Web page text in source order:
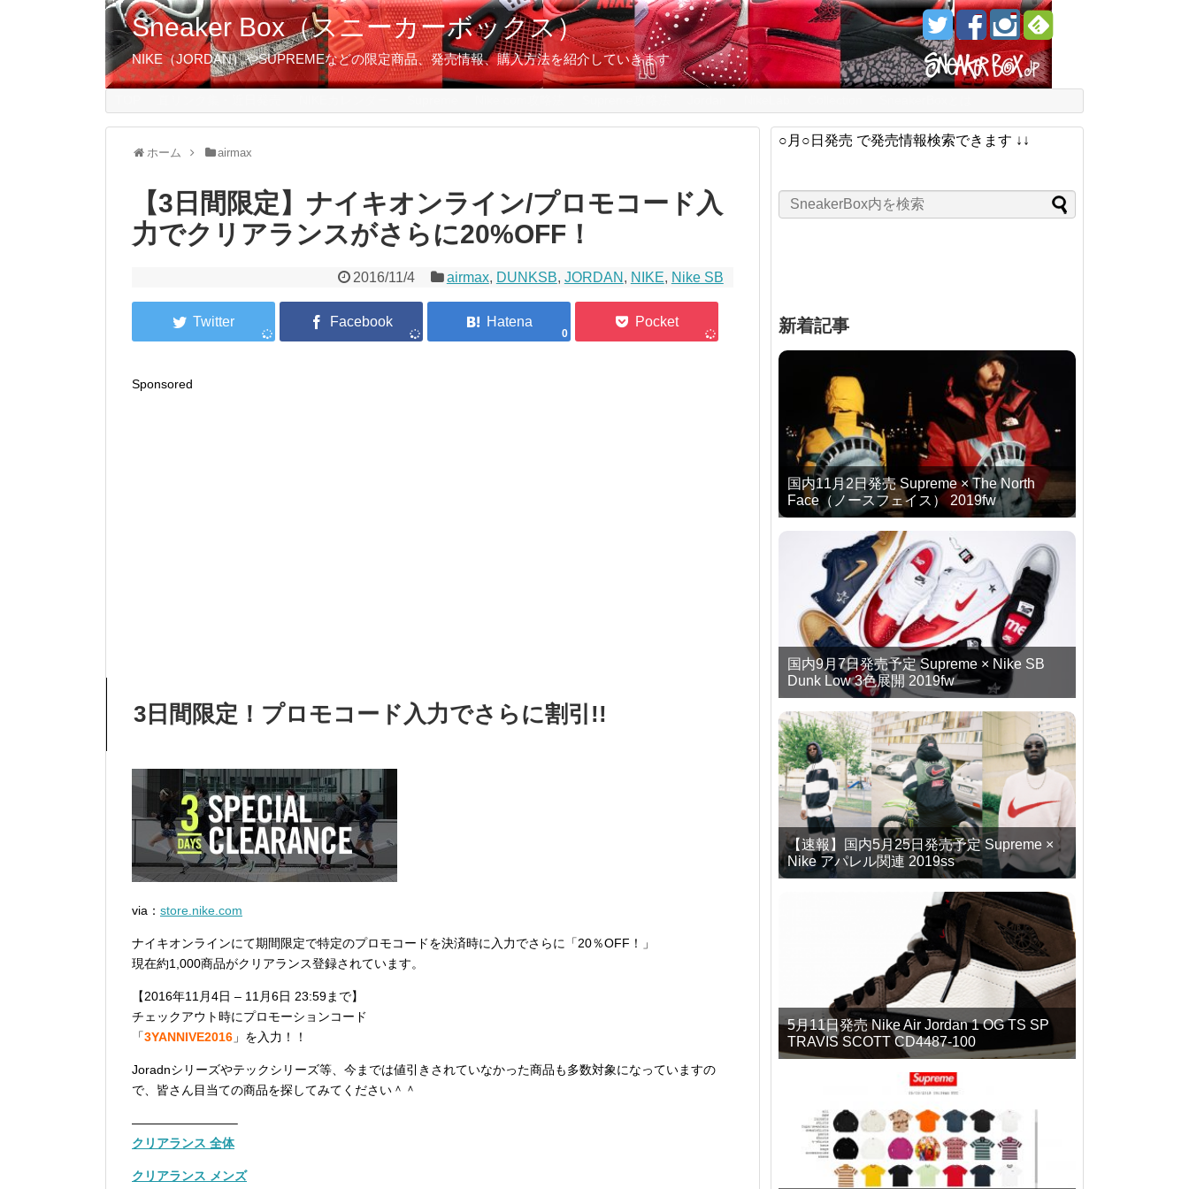
Sneaker Box（スニーカーボックス）
NIKE（JORDAN）やSUPREMEなどの限定商品、発売情報、購入方法を紹介していきます
ホーム airmax
【3日間限定】ナイキオンライン/プロモコード入
力でクリアランスがさらに20%OFF！
2016/11/4 airmax, DUNKSB, JORDAN , NIKE, Nike SB
0
Sponsored
3日間限定！プロモコード入力でさらに割引!!
via： store.nike.com
ナイキオンラインにて期間限定で特定のプロモコードを決済時に入力でさらに「20％OFF！」
現在約1,000商品がクリアランス登録されています。
【2016年11月4日 – 11月6日 23:59まで】
チェックアウト時にプロモーションコード
「3YANNIVE2016 」を入力！！
Joradnシリーズやテックシリーズ等、今までは値引きされていなかった商品も多数対象になっていますの
で、皆さん目当ての商品を探してみてください＾＾
————————–
クリアランス 全体
クリアランス メンズ
○月○日発売 で発売情報検索できます ↓↓
新着記事
国内11月2日発売 Supreme × The North
Face（ノースフェイス） 2019fw
国内9月7日発売予定 Supreme × Nike SB
Dunk Low 3色展開 2019fw
【速報】国内5月25日発売予定 Supreme ×
Nike アパレル関連 2019ss
5月11日発売 Nike Air Jordan 1 OG TS SP
TRAVIS SCOTT CD4487-100